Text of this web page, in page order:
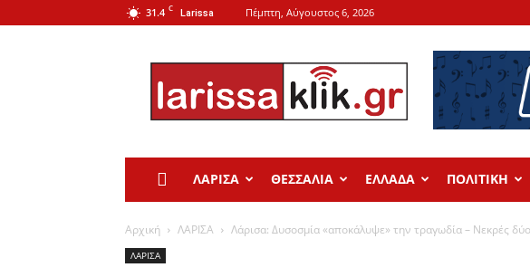
31.4 C Larissa Πέμπτη, Αύγουστος 6, 2026
Larissa
ΛΑΡΙΣΑ ΘΕΣΣΑΛΙΑ ΕΛΛΑΔΑ ΠΟΛΙΤΙΚΗ
Αρχική ΛΑΡΙΣΑ Λάρισα: Δυσοσμία «αποκάλυψε» την τραγωδία – Νεκρές
ΛΑΡΙΣΑ